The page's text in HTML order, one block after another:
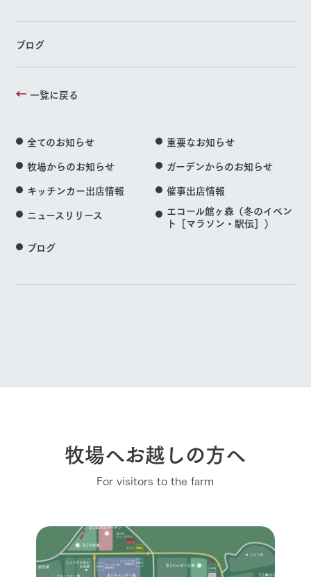
ブログ
一覧に戻る
全てのお知らせ
重要なお知らせ
牧場からのお知らせ
ガーデンからのお知らせ
キッチンカー出店情報
催事出店情報
ニュースリリース
エコール館ヶ森（冬のイベン
ト［マラソン・駅伝］）
ブログ
牧場へお越しの方へ
For visitors to the farm